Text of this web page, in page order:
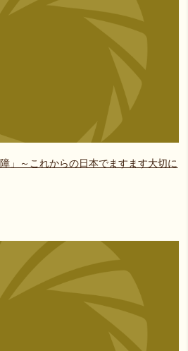
」～これからの日本でますます大切に